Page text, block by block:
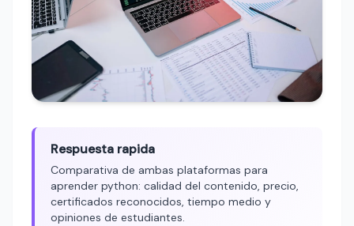
Respuesta rapida
Comparativa de ambas plataformas para
aprender python: calidad del contenido, precio,
certificados reconocidos, tiempo medio y
opiniones de estudiantes.